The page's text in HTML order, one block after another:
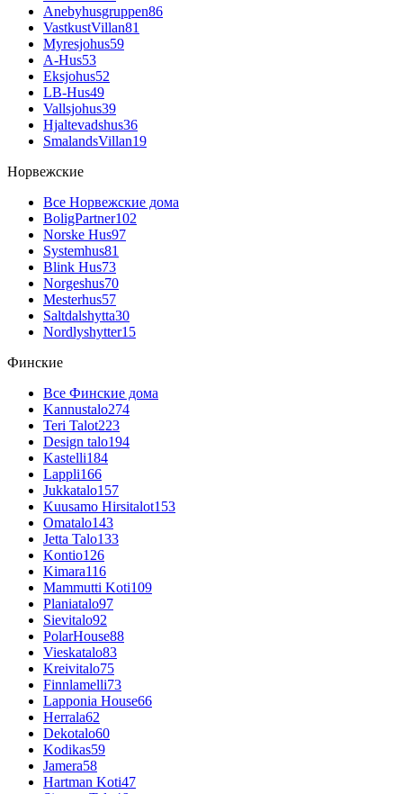
Anebyhusgruppen86
VastkustVillan81
Myresjohus59
A-Hus53
Eksjohus52
LB-Hus49
Vallsjohus39
Hjaltevadshus36
SmalandsVillan19
Норвежские
Все Норвежские дома
BoligPartner102
Norske Hus97
Systemhus81
Blink Hus73
Norgeshus70
Mesterhus57
Saltdalshytta30
Nordlyshytter15
Финские
Все Финские дома
Kannustalo274
Teri Talot223
Design talo194
Kastelli184
Lappli166
Jukkatalo157
Kuusamo Hirsitalot153
Omatalo143
Jetta Talo133
Kontio126
Kimara116
Mammutti Koti109
Planiatalo97
Sievitalo92
PolarHouse88
Vieskatalo83
Kreivitalo75
Finnlamelli73
Lapponia House66
Herrala62
Dekotalo60
Kodikas59
Jamera58
Hartman Koti47